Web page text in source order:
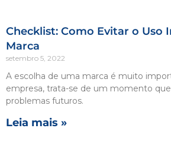
Checklist: Como Evitar o Uso
Marca
setembro 5, 2022
A escolha de uma marca é muito
empresa, trata-se de um momento
problemas futuros.
Leia mais »